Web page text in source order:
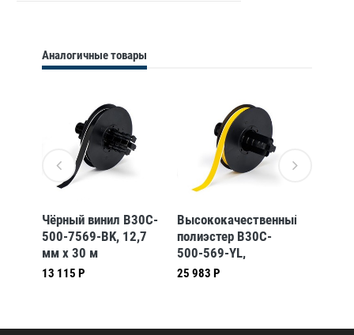
Аналогичные товары
Чёрный винил B30C-
500-7569-BK, 12,7
мм x 30 м
(BBP31/33/35/37)
13 115 Р
Высококачественный
полиэстер B30C-
500-569-YL,
жёлтый, 12,7 мм *
25 983 Р